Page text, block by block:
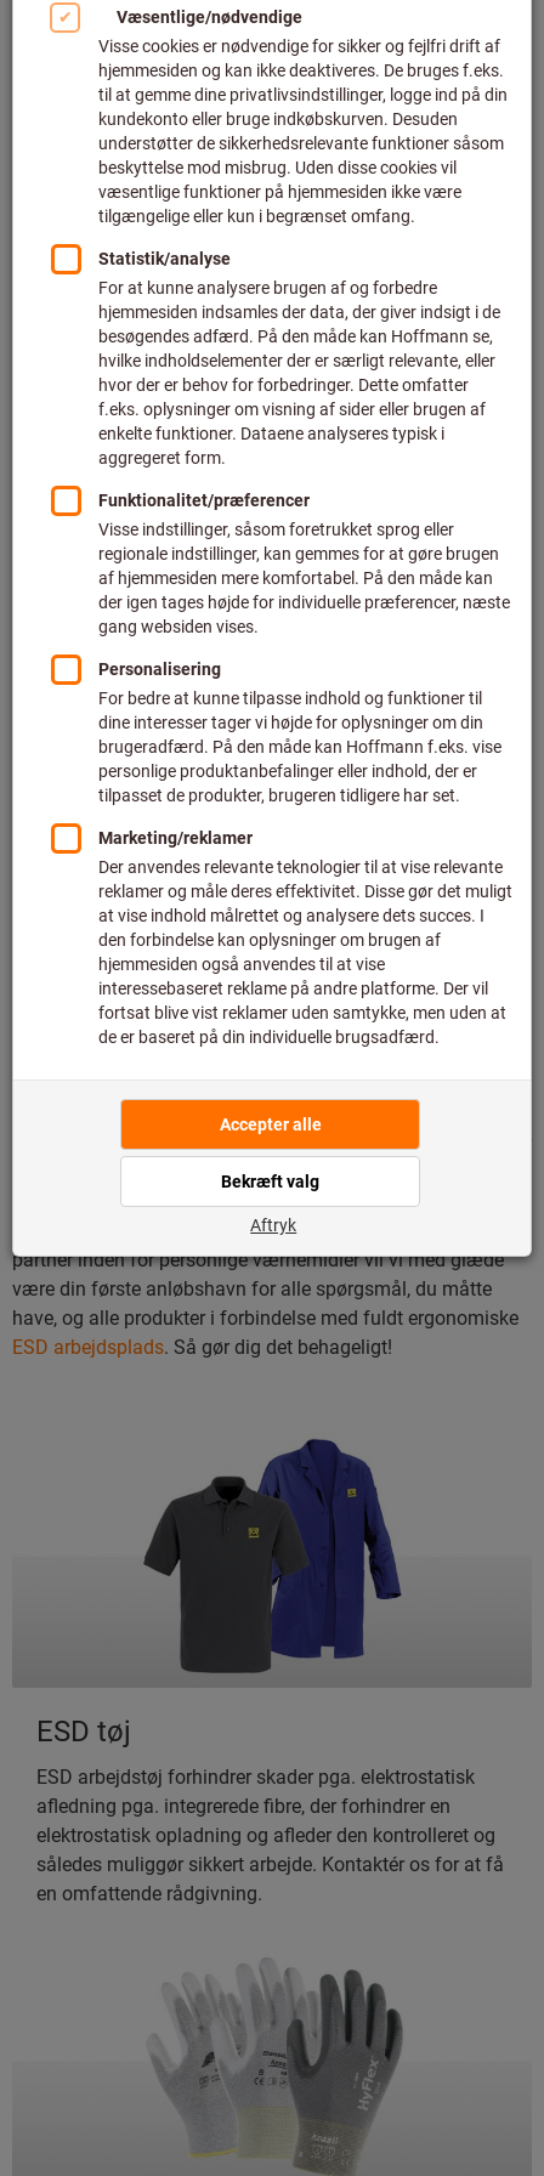
Komfort er altafgørende, når det gælder tøj, både derhjemme
og på arbejdet. Dit arbejdstøj skal give enestående
bevægelsesfrihed og være behageligt at have på hele tiden,
for ikke at nævne, at det også skal se godt ud. Men har du
virkelig brug for ESD-tøj, der overholder standarderne, for at
yde optimal beskyttelse mod elektrostatiske udladninger?
Svaret er enkelt: Ja, det har du.
Hvis du arbejder med, monterer eller kontrollerer kvaliteten af
elektroniske samlinger, udgør din arbejdsstation altid en
risiko for, at ukontrolleret elektrostatisk afladning (ESD) kan
beskadige elektroniske dele eller komponenter.
Robust ESD-beskyttelse
beskytter dit brand
Disse skader er ikke altid synlige, og de opstår heller ikke
altid med det samme. Det er oftere tilfældet, at enheden
holder op med at fungere korrekt senere hen, når
komponenten for længst er blevet integreret i et
måleinstrument eller en autocockpit eller installeret som en
del af styringsteknologi af høj kvalitet i en pc eller
virksomhed kunne undgå konsekvenserne. I værste fald vil
det skade virksomhedens omdømme og føre til krav fra
kunder. Den bedste måde at undgå sådanne situationer på er
at overholde DIN EN 61340-5-1 og ikke kun oprette et
omfattende elektrostatisk beskyttet område (EPA), men også
ogESD tøj
partner inden for personlige værnemidler vil vi med glæde
være din første anløbshavn for alle spørgsmål, du måtte
have, og alle produkter i forbindelse med fuldt ergonomiske
ESD arbejdsplads. Så gør dig det behageligt!
ESD tøj
ESD arbejdstøj forhindrer skader pga. elektrostatisk
afledning pga. integrerede fibre, der forhindrer en
elektrostatisk opladning og afleder den kontrolleret og
således muliggør sikkert arbejde. Kontaktér os for at få
en omfattende rådgivning.